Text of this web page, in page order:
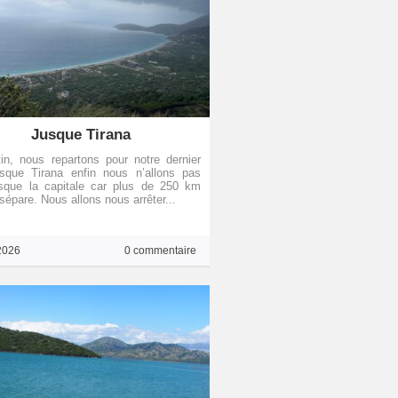
Jusque Tirana
nous repartons pour notre dernier
Tirana enfin nous n’allons pas
la capitale car plus de 250 km
Nous allons nous arrêter...
0 commentaire